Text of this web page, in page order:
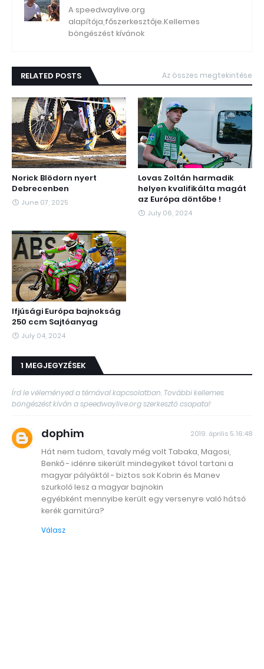
A speedwaylive.org
alapítója,főszerkesztője.Kellemes
böngészést kívánok
RELATED POSTS Az összes megtekintése
Norick Blödorn nyert
Debrecenben
June 07, 2025
Lovas Zoltán harmadik
helyen kvalifikálta magát
az Európa döntőbe !
July 06, 2024
Ifjúsági Európa bajnokság
250 ccm Sajtóanyag
July 04, 2024
1 MEGJEGYZÉSEK
Írd le véleményed a témával kapcsolatban. További kellemes
böngészést kíván a speedwaylive.org szerkesztő csapata!
dophim 2019. április 5. 16:48
Hát nem tudom, tavaly még volt Tabaka, Magosi,
Benkő - idénre sikerült mindegyiket távol tartani a
magyar pályáktól - biztos sok Kobrin és Manev
szurkoló lesz a magyar bajnokin
egyébként mennyibe került egy versenyre való hátsó
kerék garnitúra?
Válasz